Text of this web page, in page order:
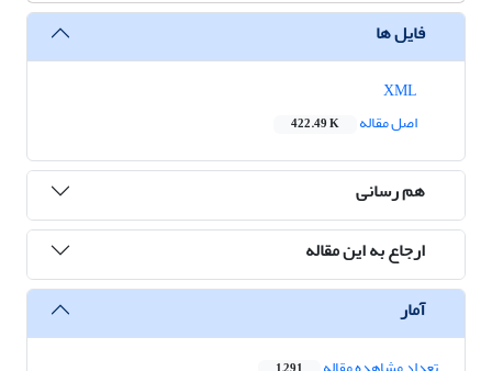
فایل ها
اصل مقاله
422.49 K
هم رسانی
ارجاع به این مقاله
آمار